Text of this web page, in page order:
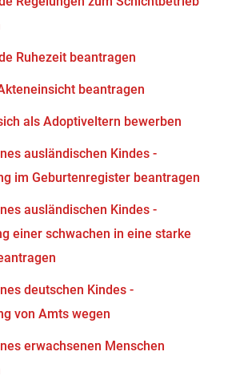
Ruhezeit beantragen
beantragen
als Adoptiveltern bewerben
ausländischen Kindes -
im Geburtenregister beantragen
ausländischen Kindes -
einer schwachen in eine starke
deutschen Kindes -
von Amts wegen
erwachsenen Menschen